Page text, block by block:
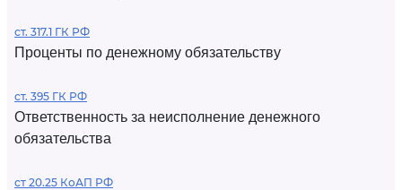
ст. 317.1 ГК РФ
Проценты по денежному обязательству
ст. 395 ГК РФ
Ответственность за неисполнение денежного
обязательства
ст 20.25 КоАП РФ